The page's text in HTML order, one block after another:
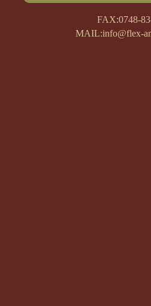
FAX:0748-
MAIL:info@flex-